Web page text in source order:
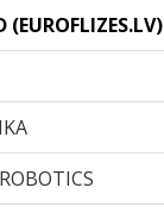
(EUROFLIZES.LV)